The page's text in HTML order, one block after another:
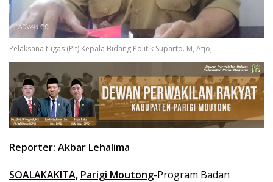
Pelaksana tugas (Plt) Kepala Bidang Politik Suparto. M, Atjo,
Reporter: Akbar Lehalima
SOALAKAKITA, Parigi Moutong-Program Badan